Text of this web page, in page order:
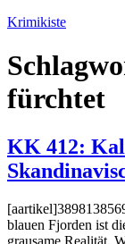
Zum
springen
Krimikiste
fürchtet
KK 412:
blauen Fjorden ist
grausame Realität.